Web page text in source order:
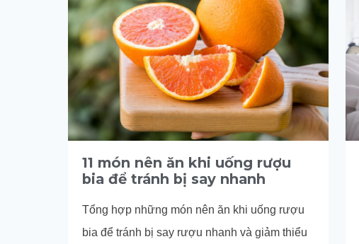
11 món nên ăn khi uống rượu
bia để tránh bị say nhanh
Tổng hợp những món nên ăn khi uống rượu
bia để tránh bị say rượu nhanh và giảm thiểu